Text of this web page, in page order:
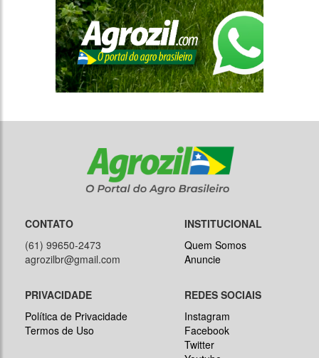
(61) 99650-2473
agrozilbr@gmail.com
Quem Somos
Anuncie
Política de Privacidade
Termos de Uso
Instagram
Facebook
Twitter
Youtube